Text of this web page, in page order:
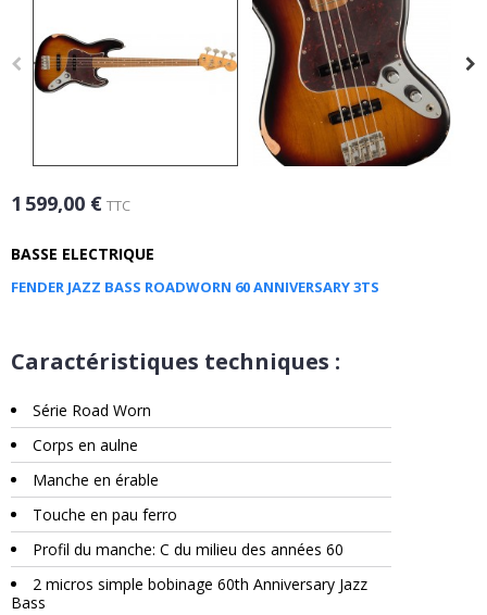
1 599,00 € TTC
BASSE ELECTRIQUE
FENDER JAZZ BASS ROADWORN 60 ANNIVERSARY 3TS
Caractéristiques techniques :
Série Road Worn
Corps en aulne
Manche en érable
Touche en pau ferro
Profil du manche: C du milieu des années 60
2 micros simple bobinage 60th Anniversary Jazz
Bass